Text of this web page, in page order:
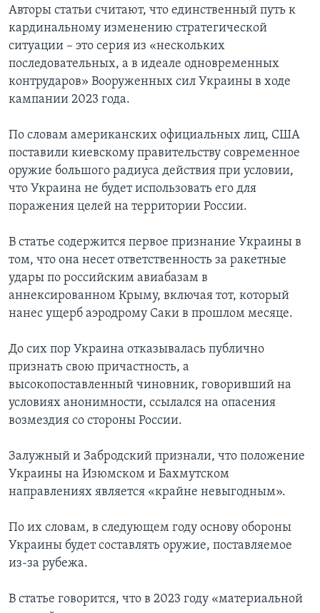
Авторы статьи считают, что единственный путь к
кардинальному изменению стратегической
ситуации – это серия из «нескольких
последовательных, а в идеале одновременных
контрударов» Вооруженных сил Украины в ходе
кампании 2023 года.
По словам американских официальных лиц, США
поставили киевскому правительству современное
оружие большого радиуса действия при условии,
что Украина не будет использовать его для
поражения целей на территории России.
В статье содержится первое признание Украины в
том, что она несет ответственность за ракетные
удары по российским авиабазам в
аннексированном Крыму, включая тот, который
нанес ущерб аэродрому Саки в прошлом месяце.
До сих пор Украина отказывалась публично
признать свою причастность, а
высокопоставленный чиновник, говоривший на
условиях анонимности, ссылался на опасения
возмездия со стороны России.
Залужный и Забродский признали, что положение
Украины на Изюмском и Бахмутском
направлениях является «крайне невыгодным».
По их словам, в следующем году основу обороны
Украины будет составлять оружие, поставляемое
из-за рубежа.
В статье говорится, что в 2023 году «материальной